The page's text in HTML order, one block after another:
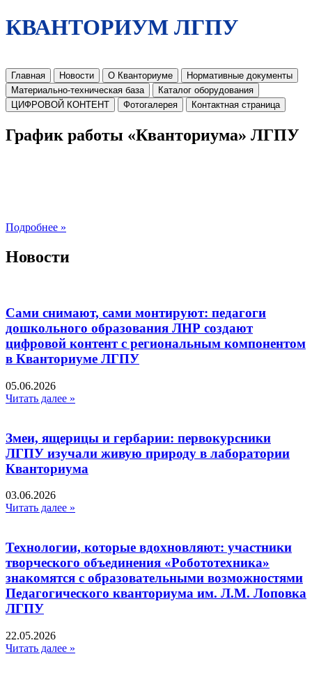
КВАНТОРИУМ ЛГПУ
Главная Новости О Кванториуме
Нормативные документы
Материально-техническая база
Каталог оборудования
ЦИФРОВОЙ КОНТЕНТ
Фотогалерея Контактная страница
График работы «Кванториума» ЛГПУ
Подробнее »
Новости
Сами снимают, сами монтируют: педагоги
дошкольного образования ЛНР создают
цифровой контент с региональным компонентом
в Кванториуме ЛГПУ​
05.06.2026
Читать далее »
Змеи, ящерицы и гербарии: первокурсники
ЛГПУ изучали живую природу в лаборатории
Кванториума
03.06.2026
Читать далее »
Технологии, которые вдохновляют: участники
творческого объединения «Робототехника»
знакомятся с образовательными возможностями
Педагогического кванториума им. Л.М. Лоповка
ЛГПУ
22.05.2026
Читать далее »